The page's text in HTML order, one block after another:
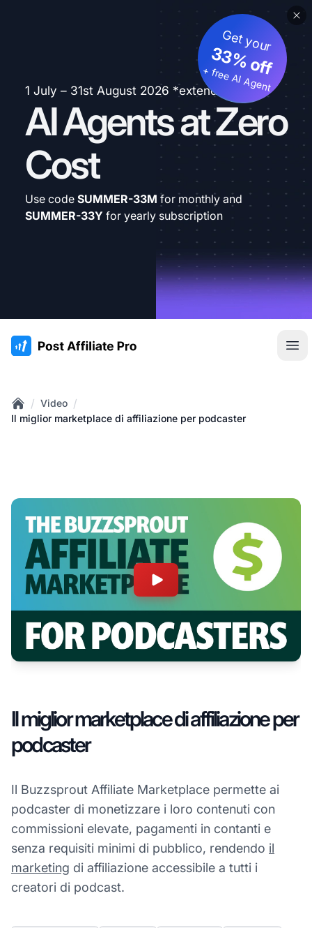
1 July – 31st August 2026 *extended
AI Agents at Zero
Cost
Get your
33% off
+ free AI Agent
Use code SUMMER-33M for monthly and
SUMMER-33Y for yearly subscription
:site.title
Home
/ Video /
Il miglior marketplace di affiliazione per podcaster
Il miglior marketplace di affiliazione per
podcaster
Il Buzzsprout Affiliate Marketplace permette ai
podcaster di monetizzare i loro contenuti con
commissioni elevate, pagamenti in contanti e
senza requisiti minimi di pubblico, rendendo il
marketing di affiliazione accessibile a tutti i
creatori di podcast.